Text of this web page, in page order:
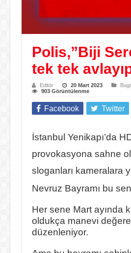
Polis,”Biji
tek tek
Editör 20 Mart 2023
903 Görüntülenme
Facebook Twitter
İstanbul Yenikapı’da
provokasyona sahne
sloganları kameralara
Nevruz Bayramı bu
Her sene Mart ayında
oldukça manevi
düzenleniyor.